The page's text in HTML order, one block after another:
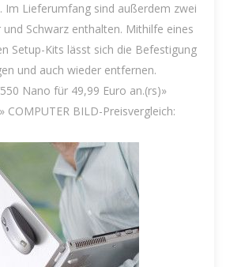
Im Lieferumfang sind außerdem zwei
und Schwarz enthalten. Mithilfe eines
Setup-Kits lässt sich die Befestigung
und auch wieder entfernen.
Nano für 49,99 Euro an.(rs)»
COMPUTER BILD-Preisvergleich: